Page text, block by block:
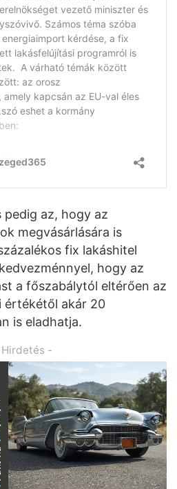
az, hogy az
megvásárlására is
fix lakáshitel
hogy az
a főszabálytól eltérően az
értékétől akár 20
is eladhatja.
-